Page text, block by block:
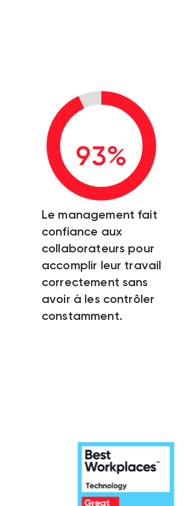
93%
Le management fait
confiance aux
collaborateurs pour
accomplir leur travail
correctement sans
avoir à les contrôler
constamment.